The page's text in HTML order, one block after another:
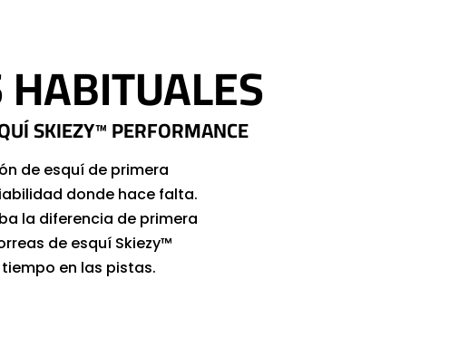
SKIEZY™PERFORMANCE
de esquí de primera
donde hace falta.
la diferencia de primera
de esquí Skiezy™
en las pistas.